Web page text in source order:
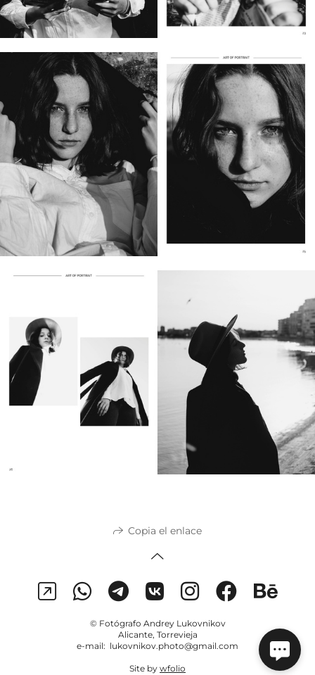
Copia el enlace
© Fotógrafo Andrey Lukovnikov
Alicante, Torrevieja
e-mail: lukovnikov.photo@gmail.com
Site by wfolio